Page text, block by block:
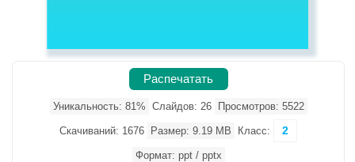
Распечатать
Уникальность: 81% Слайдов: 26 Просмотров: 5522
Скачиваний: 1676 Размер: 9.19 MB Класс: 2
Формат: ppt / pptx